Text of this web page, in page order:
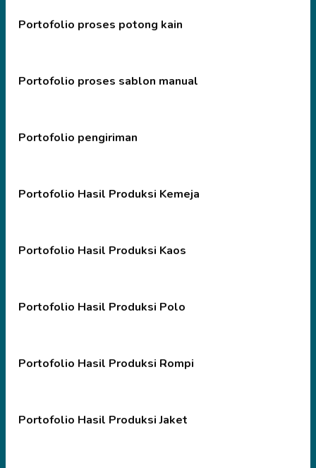
Portofolio proses potong kain
Portofolio proses sablon manual
Portofolio pengiriman
Portofolio Hasil Produksi Kemeja
Portofolio Hasil Produksi Kaos
Portofolio Hasil Produksi Polo
Portofolio Hasil Produksi Rompi
Portofolio Hasil Produksi Jaket